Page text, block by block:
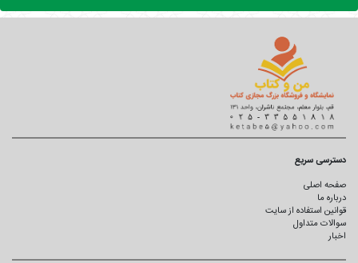
دسترسی سریع
صفحه اصلی
درباره ما
قوانین استفاده از سایت
سوالات متداول
اخبار